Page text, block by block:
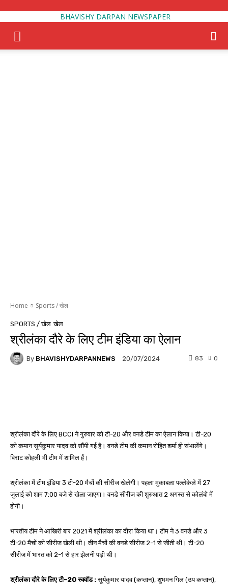
BHAVISHY DARPAN NEWSPAPER
Home Sports / खेल
SPORTS / खेल खेल
श्रीलंका दौरे के लिए टीम इंडिया का ऐलान
By BHAVISHYDARPANNEWS 20/07/2024 0
83
श्रीलंका दौरे के लिए BCCI ने गुरुवार को टी-20 और वनडे टीम का ऐलान किया। टी-20
की कमान सूर्यकुमार यादव को सौंपी गई है। वनडे टीम की कमान रोहित शर्मा ही संभालेंगे।
विराट कोहली भी टीम में शामिल हैं।
श्रीलंका में टीम इंडिया 3 टी-20 मैचों की सीरीज खेलेगी। पहला मुकाबला पल्लेकेले में 27
जुलाई को शाम 7:00 बजे से खेला जाएगा। वनडे सीरीज की शुरुआत 2 अगस्त से कोलंबो में
होगी।
भारतीय टीम ने आखिरी बार 2021 में श्रीलंका का दौरा किया था। टीम ने 3 वनडे और 3
टी-20 मैचों की सीरीज खेली थी। तीन मैचों की वनडे सीरीज 2-1 से जीती थी। टी-20
सीरीज में भारत को 2-1 से हार झेलनी पड़ी थी।
श्रीलंका दौरे के लिए टी-20 स्क्वॉड :सूर्यकुमार यादव (कप्तान), शुभमन गिल (उप कप्तान),